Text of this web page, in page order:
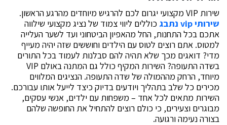
שירות VIP מקצועי יגרום לכם להרגיש מיוחדים מהרגע הראשון.
שירותיvip נתבגכוללים ליווי צמוד של נציג מקצועי שילווה
אתכם בכל התחנות, החל מהאפיון הביטחוני ועד לשער העלייה
למטוס. אתם רוצים לטוס עם הילדים וחוששים שזה יהיה מעייף
מדי? דואגים מכך שלא תהיה להם סבלנות לעמוד בכל התורים
בשדה התעופה? השירות המקיף כולל גם המתנה באולם VIP
מיוחד, הרחק מההמולה של שדה התעופה. הנציגים המלווים
מכירים כל שלב בתהליך ויודעים בדיוק כיצד לייעל אותו עבורכם.
השירות מתאים לכל אחד – משפחות עם ילדים, אנשי עסקים,
מבוגרים וצעירים, כי כולם רוצים להתחיל את החופשה שלהם
בצורה נעימה ורגועה.